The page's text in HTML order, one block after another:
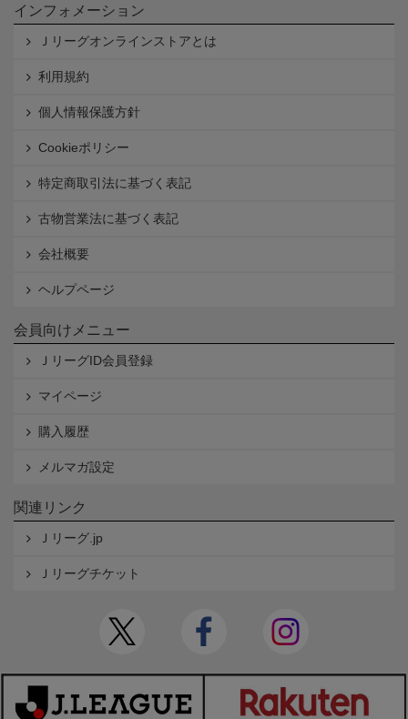
インフォメーション
Ｊリーグオンラインストアとは
利用規約
個人情報保護方針
Cookieポリシー
特定商取引法に基づく表記
古物営業法に基づく表記
会社概要
ヘルプページ
会員向けメニュー
ＪリーグID会員登録
マイページ
購入履歴
メルマガ設定
関連リンク
Ｊリーグ.jp
Ｊリーグチケット